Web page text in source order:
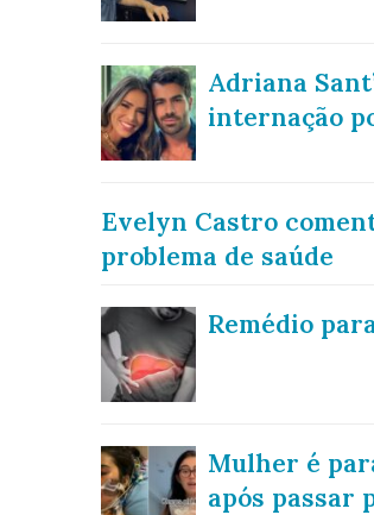
Adriana
internação
Evelyn Castro
problema de saúde
Remédio
Mulher é
após passar